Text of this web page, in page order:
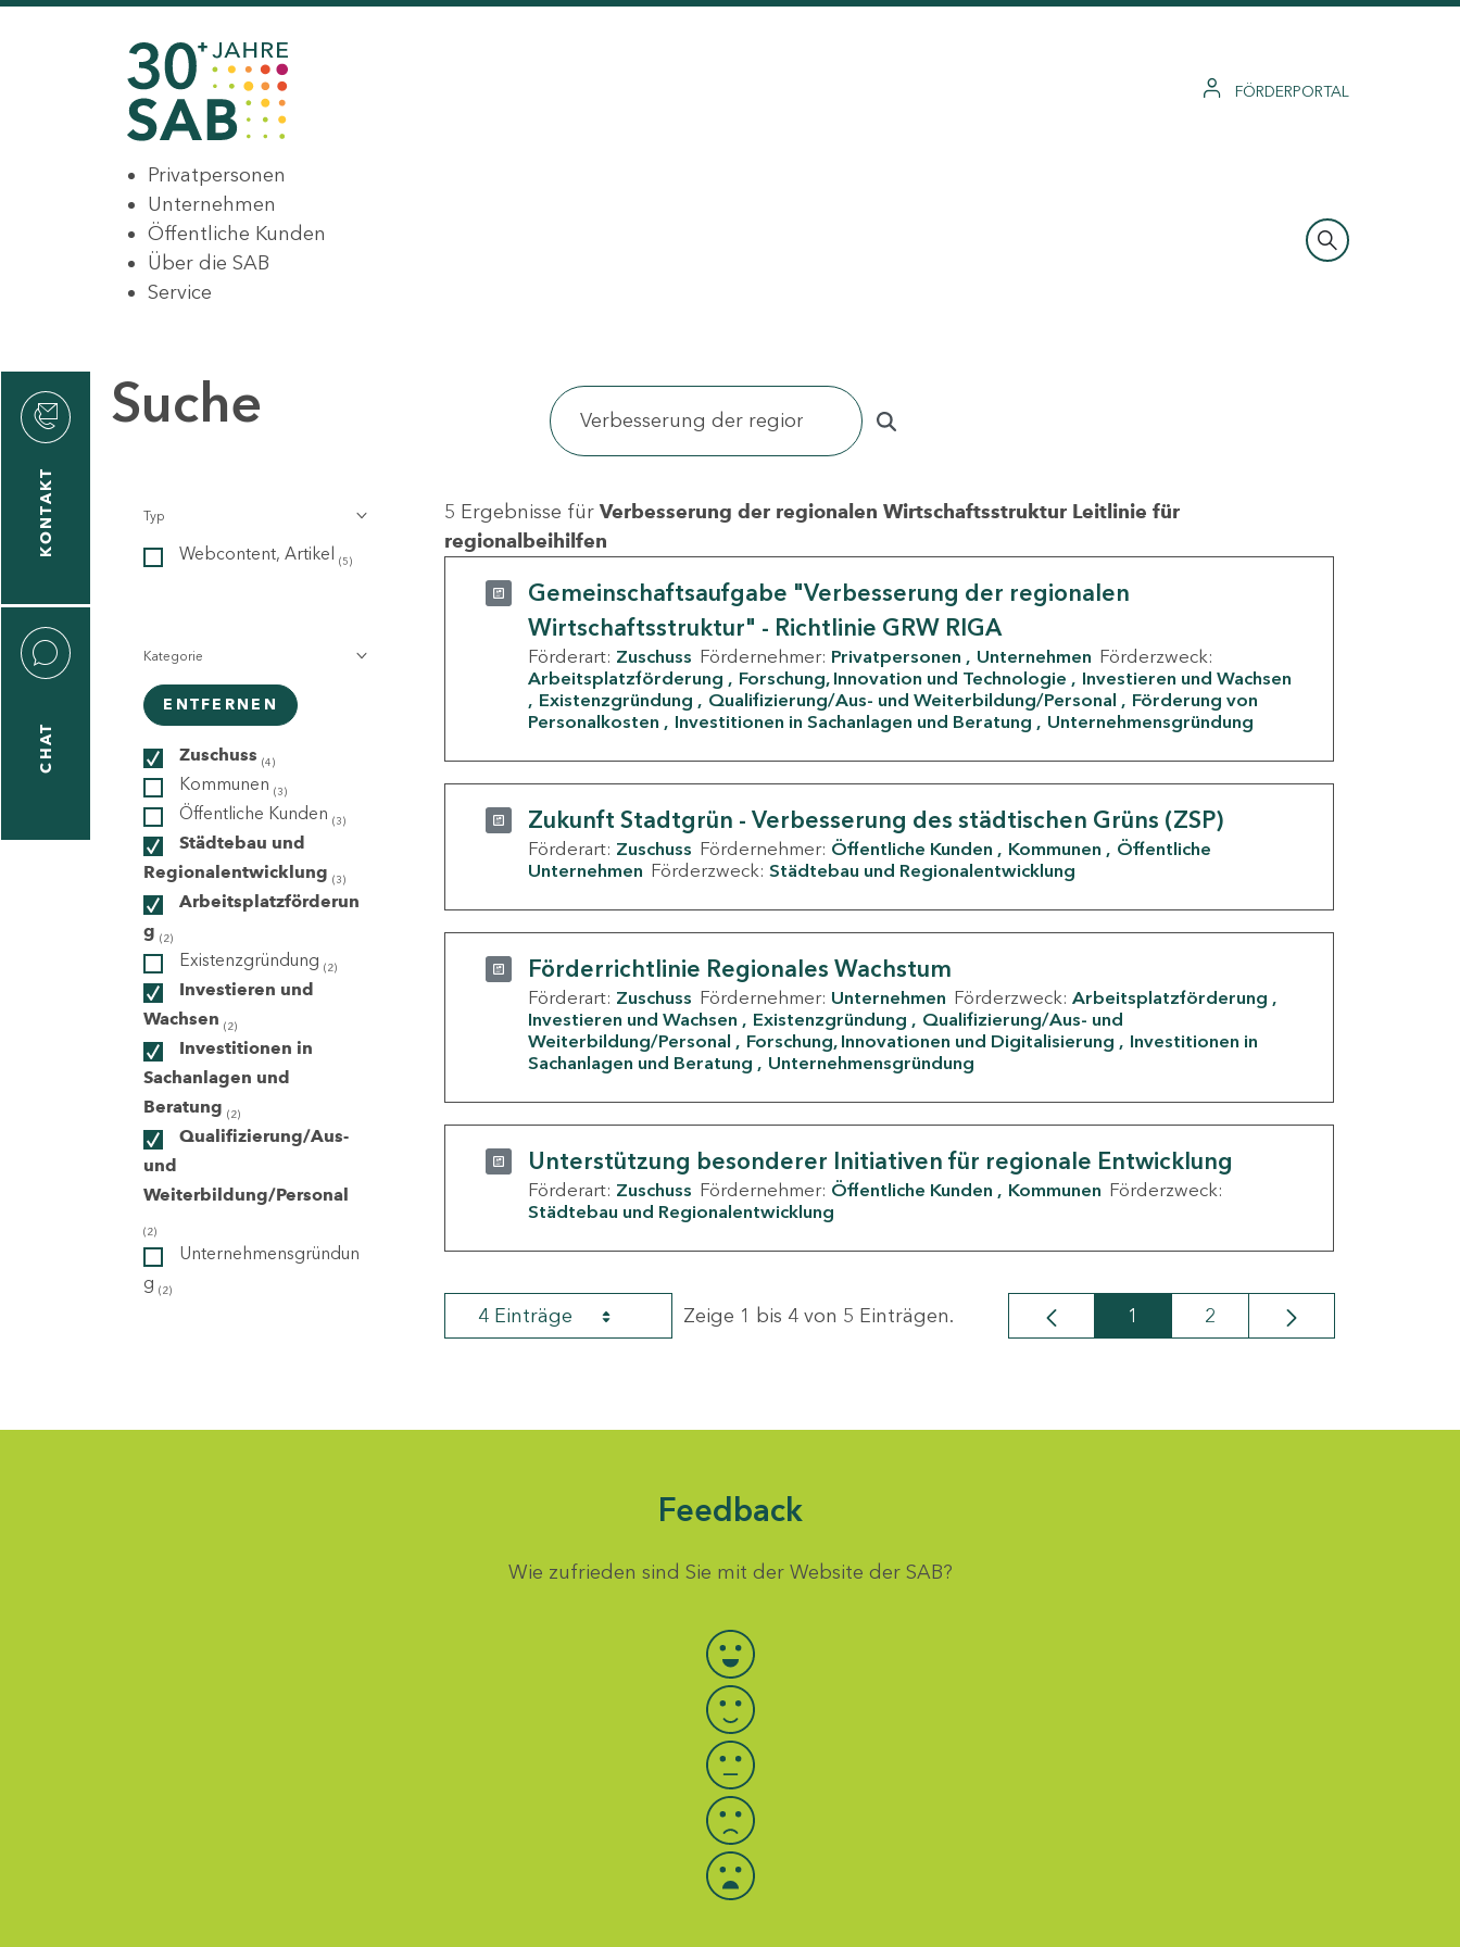
FÖRDERPORTAL
Privatpersonen
Unternehmen
Öffentliche Kunden
Über die SAB
Service
KONTAKT
CHAT
Suche
Typ
Webcontent, Artikel (5)
Kategorie
ENTFERNEN
Zuschuss (4)
Kommunen (3)
Öffentliche Kunden (3)
Städtebau und
Regionalentwicklung (3)
Arbeitsplatzförderun
g (2)
Existenzgründung (2)
Investieren und
Wachsen (2)
Investitionen in
Sachanlagen und
Beratung (2)
Qualifizierung/Aus-
und
Weiterbildung/Personal
(2)
Unternehmensgründun
g (2)
5 Ergebnisse für Verbesserung der regionalen Wirtschaftsstruktur Leitlinie für
regionalbeihilfen
Gemeinschaftsaufgabe "Verbesserung der regionalen
Wirtschaftsstruktur" - Richtlinie GRW RIGA
Förderart: Zuschuss Fördernehmer: Privatpersonen Unternehmen Förderzweck:
Arbeitsplatzförderung
Forschung, Innovation und Technologie
Investieren und Wachsen
Existenzgründung
Qualifizierung/Aus- und Weiterbildung/Personal
Förderung von
Personalkosten
Investitionen in Sachanlagen und Beratung Unternehmensgründung
Zukunft Stadtgrün - Verbesserung des städtischen Grüns (ZSP)
Förderart: Zuschuss Fördernehmer: Öffentliche Kunden Kommunen
Öffentliche
Unternehmen Förderzweck: Städtebau und Regionalentwicklung
Förderrichtlinie Regionales Wachstum
Förderart: Zuschuss Fördernehmer: Unternehmen Förderzweck: Arbeitsplatzförderung
Investieren und Wachsen
Existenzgründung
Qualifizierung/Aus- und
Weiterbildung/Personal
Forschung, Innovationen und Digitalisierung
Investitionen in
Sachanlagen und Beratung
Unternehmensgründung
Unterstützung besonderer Initiativen für regionale Entwicklung
Förderart: Zuschuss Fördernehmer: Öffentliche Kunden Kommunen Förderzweck:
Städtebau und Regionalentwicklung
4 Einträge Zeige 1 bis 4 von 5 Einträgen. Seite
1 Seite
2
Feedback
Wie zufrieden sind Sie mit der Website der SAB?
Bewertung auswählen